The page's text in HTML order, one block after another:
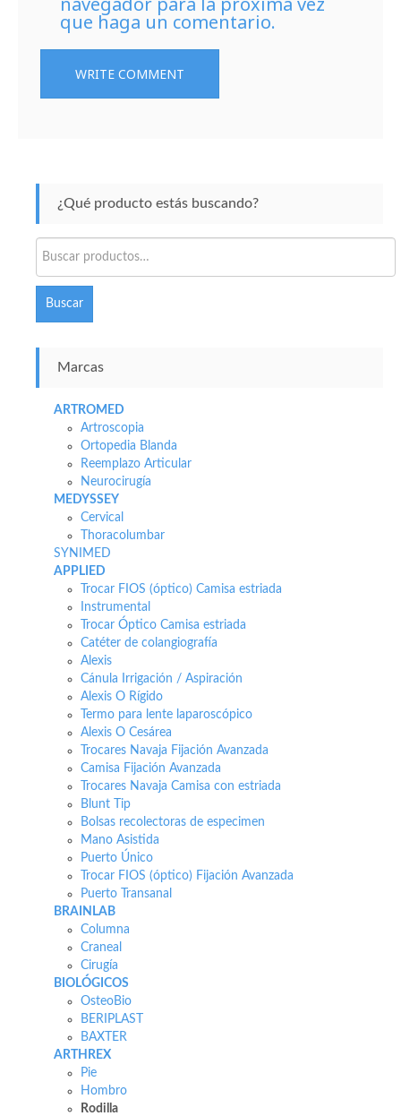
que haga un comentario.
¿Qué producto estás buscando?
por:
Buscar
Marcas
ARTROMED
Artroscopia
Ortopedia Blanda
Reemplazo Articular
Neurocirugía
MEDYSSEY
Cervical
Thoracolumbar
SYNIMED
APPLIED
Trocar FIOS (óptico) Camisa estriada
Instrumental
Trocar Óptico Camisa estriada
Catéter de colangiografía
Alexis
Cánula Irrigación / Aspiración
Alexis O Rígido
Termo para lente laparoscópico
Alexis O Cesárea
Trocares Navaja Fijación Avanzada
Camisa Fijación Avanzada
Trocares Navaja Camisa con estriada
Blunt Tip
Bolsas recolectoras de especimen
Mano Asistida
Puerto Único
Trocar FIOS (óptico) Fijación Avanzada
Puerto Transanal
BRAINLAB
Columna
Craneal
Cirugía
BIOLÓGICOS
OsteoBio
BERIPLAST
BAXTER
ARTHREX
Pie
Hombro
Rodilla